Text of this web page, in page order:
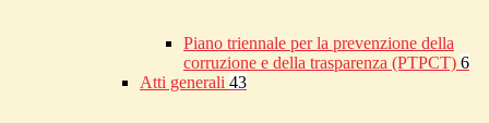
Piano triennale per la prevenzione della
corruzione e della trasparenza (PTPCT) 6
Atti generali 43